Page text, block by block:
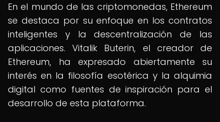
En el mundo de las criptomonedas, Ethereum
se destaca por su enfoque en los contratos
inteligentes y la descentralización de las
aplicaciones. Vitalik Buterin, el creador de
Ethereum, ha expresado abiertamente su
interés en la filosofía esotérica y la alquimia
digital como fuentes de inspiración para el
desarrollo de esta plataforma.